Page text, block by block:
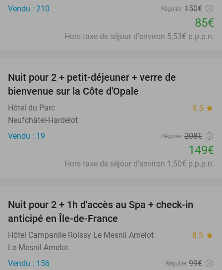
Vendu : 210
Régulier 150€
85€
Hors taxe de séjour d'environ 5,53€ p.p.p.n.
Nuit pour 2 + petit-déjeuner + verre de
bienvenue sur la Côte d'Opale
Hôtel du Parc 9.5 star
Neufchâtel-Hardelot
Vendu : 19
Régulier 208€
149€
Hors taxe de séjour d'environ 1,50€ p.p.p.n.
42%
Nuit pour 2 + 1h d'accès au Spa + check-in
anticipé en Île-de-France
Hôtel Campanile Roissy Le Mesnil Amelot 8.3 star
Le Mesnil-Amelot
Vendu : 156
Régulier 99€